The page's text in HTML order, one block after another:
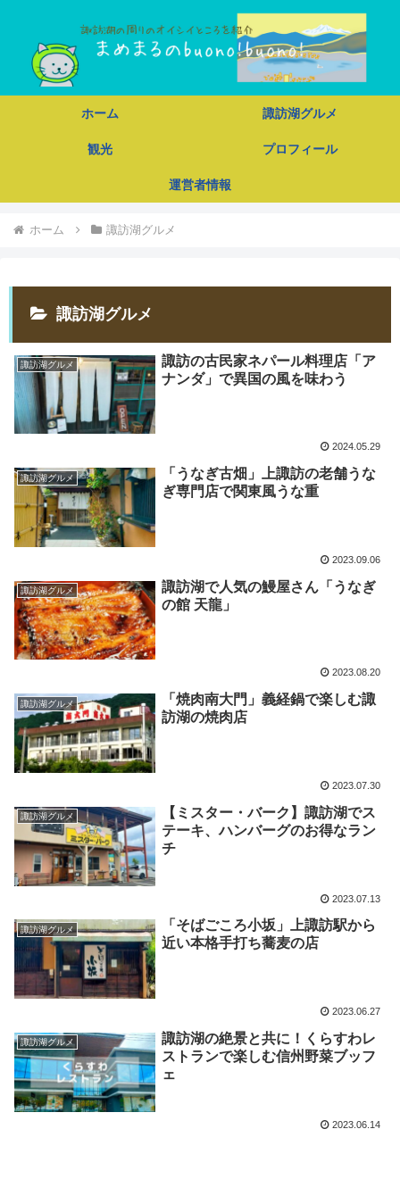
ホーム 諏訪湖グルメ
観光 プロフィール
運営者情報
ホーム 諏訪湖グルメ
諏訪湖グルメ
諏訪湖グルメ
諏訪の古民家ネパール料理店「ア
ナンダ」で異国の風を味わう
2024.05.29
諏訪湖グルメ
「うなぎ古畑」上諏訪の老舗うな
ぎ専門店で関東風うな重
2023.09.06
諏訪湖グルメ
諏訪湖で人気の鰻屋さん「うなぎ
の館 天龍」
2023.08.20
諏訪湖グルメ
「焼肉南大門」義経鍋で楽しむ諏
訪湖の焼肉店
2023.07.30
諏訪湖グルメ
【ミスター・バーク】諏訪湖でス
テーキ、ハンバーグのお得なラン
チ
2023.07.13
諏訪湖グルメ
「そばごころ小坂」上諏訪駅から
近い本格手打ち蕎麦の店
2023.06.27
諏訪湖グルメ
諏訪湖の絶景と共に！くらすわレ
ストランで楽しむ信州野菜ブッフ
ェ
2023.06.14